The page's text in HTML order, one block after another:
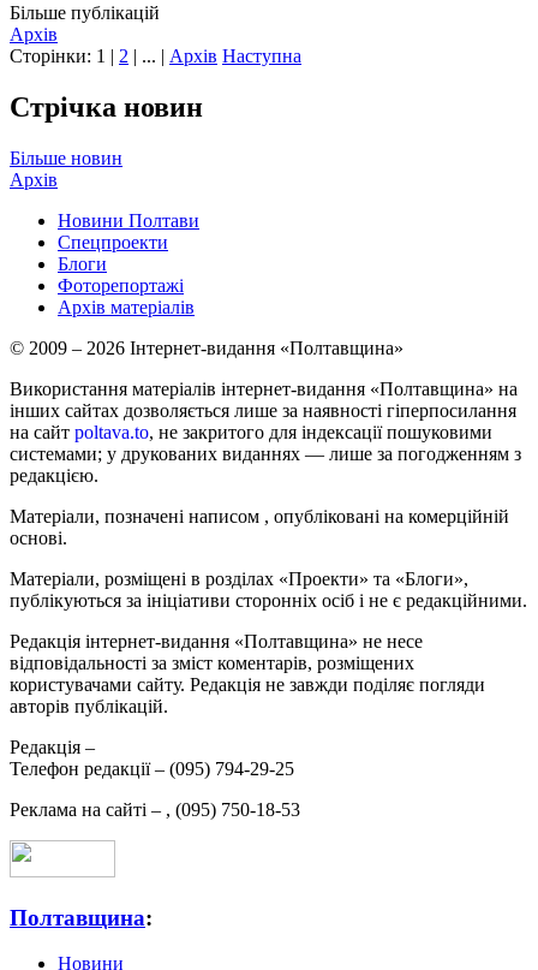
Більше публікацій
Архів
Сторінки: 1 | 2 | ... | Архів Наступна
Стрічка новин
Більше новин
Архів
Новини Полтави
Спецпроекти
Блоги
Фоторепортажі
Архів матеріалів
© 2009 – 2026 Інтернет-видання «Полтавщина»
Використання матеріалів інтернет-видання «Полтавщина» на
інших сайтах дозволяється лише за наявності гіперпосилання
на сайт poltava.to, не закритого для індексації пошуковими
системами; у друкованих виданнях — лише за погодженням з
редакцією.
Матеріали, позначені написом , опубліковані на комерційній
основі.
Матеріали, розміщені в розділах «Проекти» та «Блоги»,
публікуються за ініціативи сторонніх осіб і не є редакційними.
Редакція інтернет-видання «Полтавщина» не несе
відповідальності за зміст коментарів, розміщених
користувачами сайту. Редакція не завжди поділяє погляди
авторів публікацій.
Редакція –
Телефон редакції – (095) 794-29-25
Реклама на сайті – , (095) 750-18-53
Полтавщина:
Новини